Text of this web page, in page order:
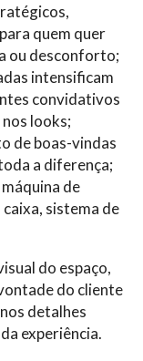
quem quer
ou desconforto;
intensificam
convidativos
looks;
de boas-vindas
a diferença;
máquina de
sistema de
do espaço,
do cliente
detalhes
experiência.